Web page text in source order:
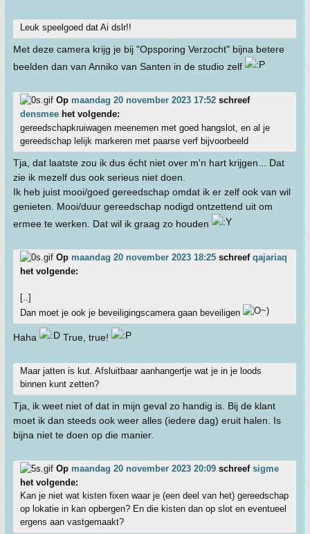
Leuk speelgoed dat Ai dslr!!
Met deze camera krijg je bij "Opsporing Verzocht" bijna betere
beelden dan van Anniko van Santen in de studio zelf
Op maandag 20 november 2023 17:52 schreef
densmee het volgende:
gereedschapkruiwagen meenemen met goed hangslot, en al je
gereedschap lelijk markeren met paarse verf bijvoorbeeld
Tja, dat laatste zou ik dus écht niet over m'n hart krijgen... Dat
zie ik mezelf dus ook serieus niet doen.
Ik heb juist mooi/goed gereedschap omdat ik er zelf ook van wil
genieten. Mooi/duur gereedschap nodigd ontzettend uit om
ermee te werken. Dat wil ik graag zo houden
Op maandag 20 november 2023 18:25 schreef qajariaq
het volgende:
[..]
Dan moet je ook je beveiligingscamera gaan beveiligen
Haha True, true!
Maar jatten is kut. Afsluitbaar aanhangertje wat je in je loods
binnen kunt zetten?
Tja, ik weet niet of dat in mijn geval zo handig is. Bij de klant
moet ik dan steeds ook weer alles (iedere dag) eruit halen. Is
bijna niet te doen op die manier.
Op maandag 20 november 2023 20:09 schreef sigme
het volgende:
Kan je niet wat kisten fixen waar je (een deel van het) gereedschap
op lokatie in kan opbergen? En die kisten dan op slot en eventueel
ergens aan vastgemaakt?